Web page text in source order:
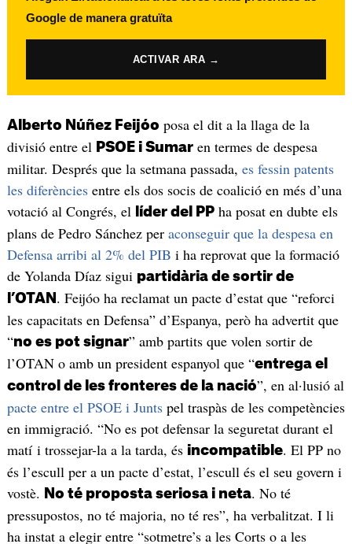
Google de manera gratuïta
ACTIVAR ARA →
Alberto Núñez Feijóo posa el dit a la llaga de la
divisió entre el PSOE i Sumaren termes de despesa
militar. Després que la setmana passada, es fessin patents
les diferènciesentre els dos socis de coalició en més d’una
votació al Congrés, el
líder del PPha posat en dubte els
plans de Pedro Sánchez per aconseguir que la despesa en
Defensa arribi al 2% del PIB i ha reprovat que la formació
de Yolanda Díaz sigui partidària de sortir de
l’OTAN . Feijóo ha reclamat un pacte d’estat que “reforci
les capacitats en Defensa” d’Espanya, però ha advertit que
“no es pot signar” amb partits que volen sortir de
l’OTAN o amb un president espanyol que “entrega el
control de les fronteres de la nació”, en al·lusió al
pacte entre el PSOE i Juntspel traspàs de les competències
en immigració. “No es pot defensar la seguretat durant el
matí i trossejar-la a la tarda, és incompatible. El PP no
és l’escull per a un pacte d’estat, l’escull és el seu govern i
vostè.
No té proposta seriosa i neta. No té
pressupostos, no té majoria, no té res”, ha verbalitzat. I li
ha instat a elegir entre “sotmetre’s a les Corts o a les